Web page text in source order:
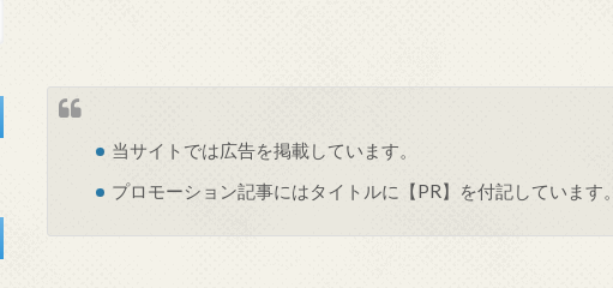
当サイトでは広告を掲載しています。
プロモーション記事にはタイトルに【PR】を付記しています。